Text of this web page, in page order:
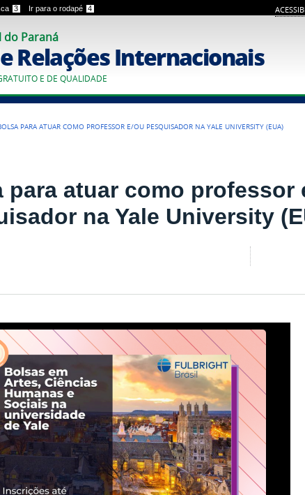
3 Ir para o rodapé 4
do Paraná
Relações Internacionais
E DE QUALIDADE
PARA ATUAR COMO PROFESSOR E/OU PESQUISADOR NA YALE UNIVERSITY (EUA)
para atuar como professor
na Yale University